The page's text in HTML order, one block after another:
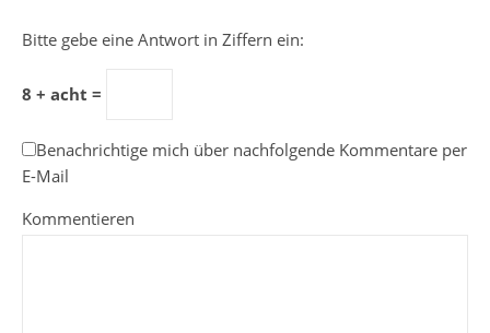
Bitte gebe eine Antwort in Ziffern ein:
8 + acht =
Benachrichtige mich über nachfolgende Kommentare per
E-Mail
Kommentieren